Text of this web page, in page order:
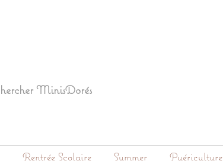
Rentrée Scolaire Summer Puériculture